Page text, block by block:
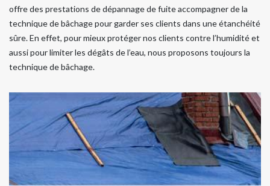
offre des prestations de dépannage de fuite accompagner de la
technique de bâchage pour garder ses clients dans une étanchéité
sûre. En effet, pour mieux protéger nos clients contre l’humidité et
aussi pour limiter les dégâts de l’eau, nous proposons toujours la
technique de bâchage.